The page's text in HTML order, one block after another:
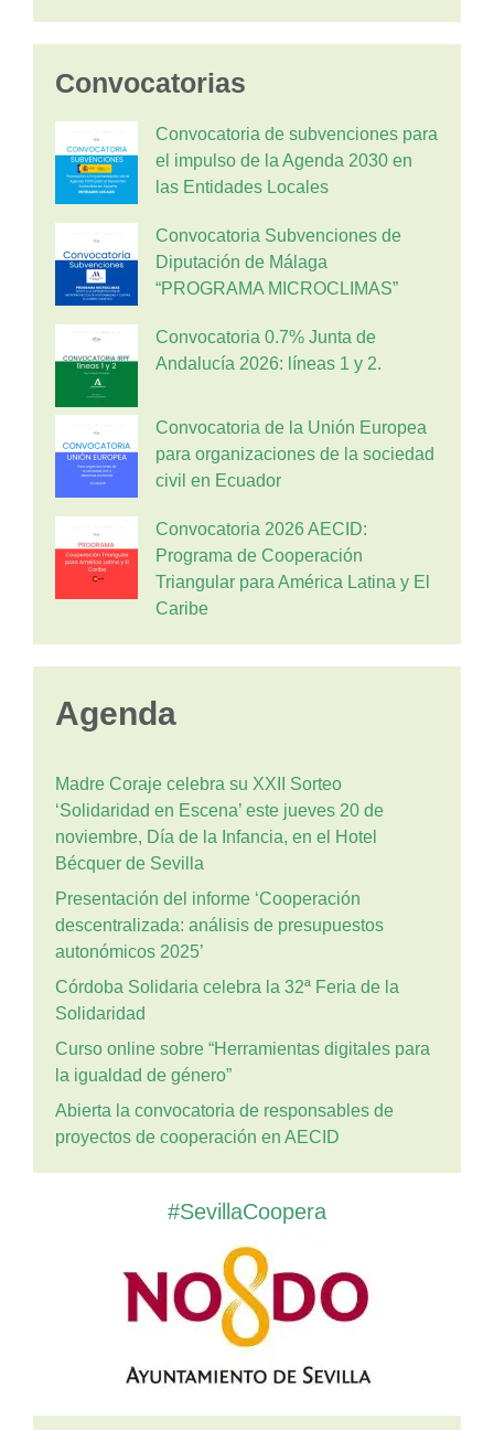
Convocatorias
Convocatoria de subvenciones para
el impulso de la Agenda 2030 en
las Entidades Locales
Convocatoria Subvenciones de
Diputación de Málaga
“PROGRAMA MICROCLIMAS”
Convocatoria 0.7% Junta de
Andalucía 2026: líneas 1 y 2.
Convocatoria de la Unión Europea
para organizaciones de la sociedad
civil en Ecuador
Convocatoria 2026 AECID:
Programa de Cooperación
Triangular para América Latina y El
Caribe
Agenda
Madre Coraje celebra su XXII Sorteo
‘Solidaridad en Escena’ este jueves 20 de
noviembre, Día de la Infancia, en el Hotel
Bécquer de Sevilla
Presentación del informe ‘Cooperación
descentralizada: análisis de presupuestos
autonómicos 2025’
Córdoba Solidaria celebra la 32ª Feria de la
Solidaridad
Curso online sobre “Herramientas digitales para
la igualdad de género”
Abierta la convocatoria de responsables de
proyectos de cooperación en AECID
#SevillaCoopera